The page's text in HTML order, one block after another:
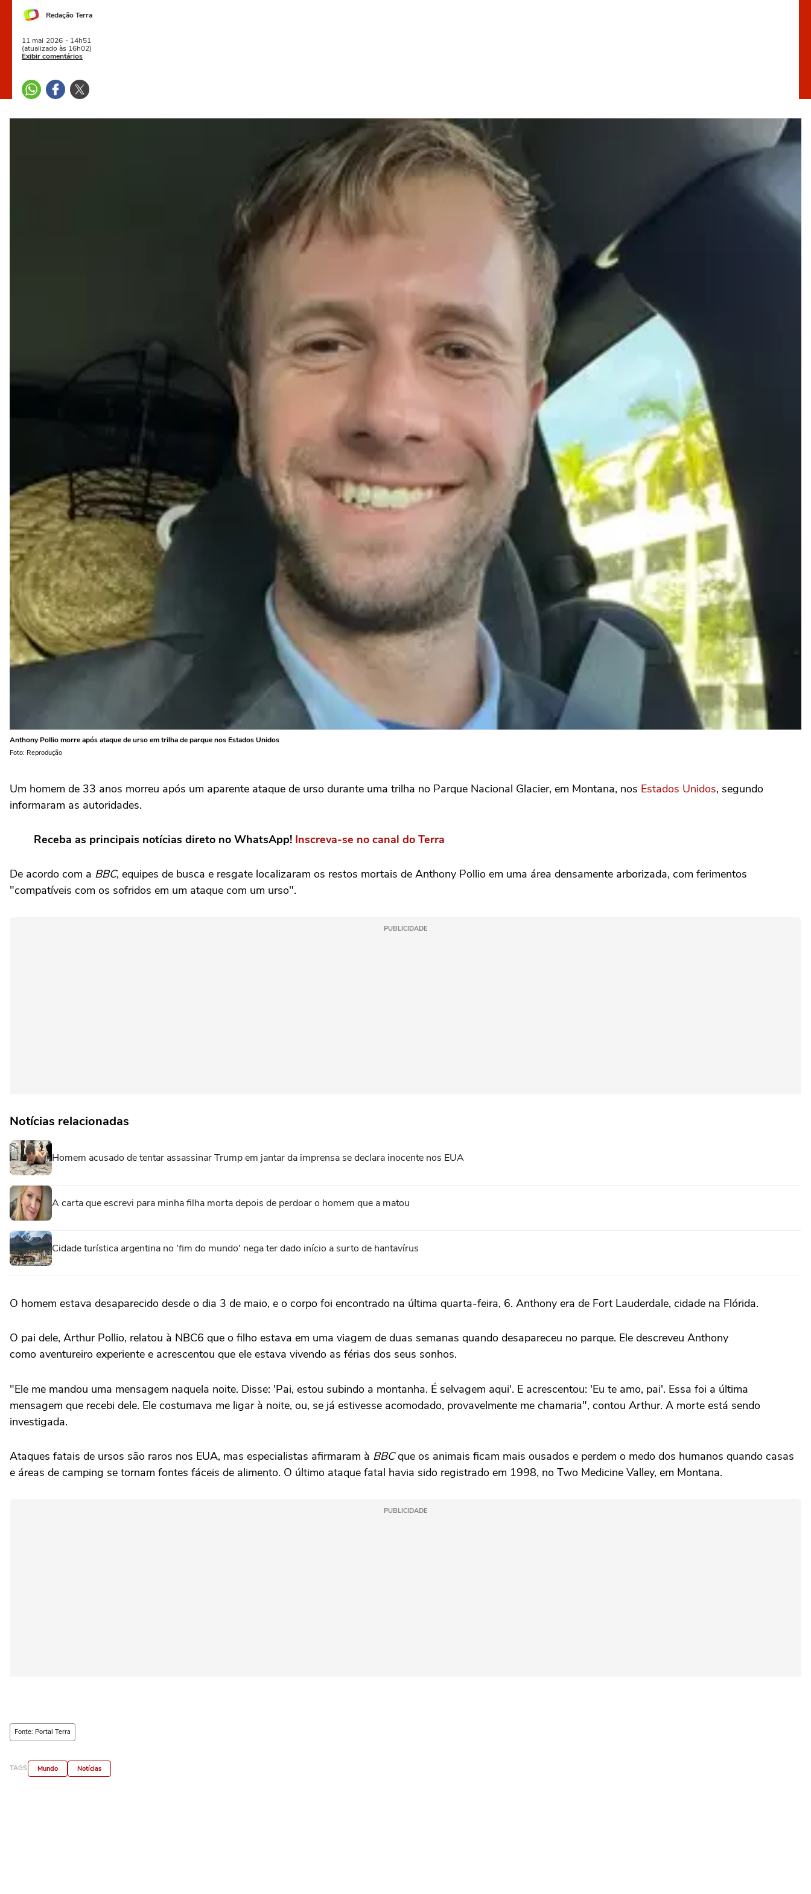
Redação Terra
11 mai 2026 - 14h51
(atualizado às 16h02)
Exibir comentários
Anthony Pollio morre após ataque de urso em trilha de parque nos Estados Unidos
Foto: Reprodução
Um homem de 33 anos morreu após um aparente ataque de urso durante uma trilha no Parque Nacional Glacier, em Montana, nos Estados Unidos, segundo
informaram as autoridades.
Receba as principais notícias direto no WhatsApp! Inscreva-se no canal do Terra
De acordo com a BBC, equipes de busca e resgate localizaram os restos mortais de Anthony Pollio em uma área densamente arborizada, com ferimentos
"compatíveis com os sofridos em um ataque com um urso".
PUBLICIDADE
Notícias relacionadas
Homem acusado de tentar assassinar Trump em jantar da imprensa se declara inocente nos EUA
A carta que escrevi para minha filha morta depois de perdoar o homem que a matou
Cidade turística argentina no 'fim do mundo' nega ter dado início a surto de hantavírus
O homem estava desaparecido desde o dia 3 de maio, e o corpo foi encontrado na última quarta-feira, 6. Anthony era de Fort Lauderdale, cidade na Flórida.
O pai dele, Arthur Pollio, relatou à NBC6 que o filho estava em uma viagem de duas semanas quando desapareceu no parque. Ele descreveu Anthony
como aventureiro experiente e acrescentou que ele estava vivendo as férias dos seus sonhos.
"Ele me mandou uma mensagem naquela noite. Disse: 'Pai, estou subindo a montanha. É selvagem aqui'. E acrescentou: 'Eu te amo, pai'. Essa foi a última
mensagem que recebi dele. Ele costumava me ligar à noite, ou, se já estivesse acomodado, provavelmente me chamaria", contou Arthur. A morte está sendo
investigada.
Ataques fatais de ursos são raros nos EUA, mas especialistas afirmaram à BBCque os animais ficam mais ousados e perdem o medo dos humanos quando casas
e áreas de camping se tornam fontes fáceis de alimento. O último ataque fatal havia sido registrado em 1998, no Two Medicine Valley, em Montana.
PUBLICIDADE
Fonte: Portal Terra
TAGS Mundo Notícias